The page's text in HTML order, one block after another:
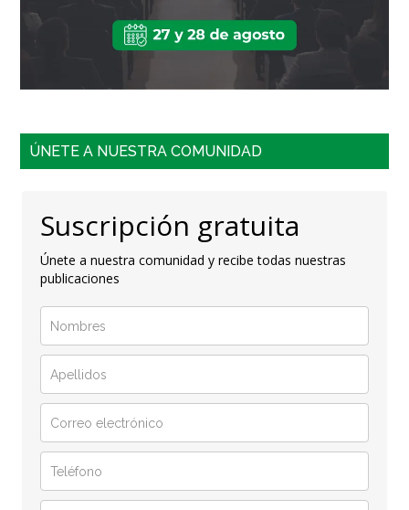
ÚNETE A NUESTRA COMUNIDAD
Suscripción gratuita
Únete a nuestra comunidad y recibe todas nuestras
publicaciones